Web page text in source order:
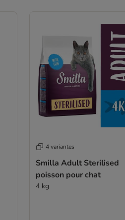
4 variantes
Smilla Adult Sterilised
poisson pour chat
4 kg